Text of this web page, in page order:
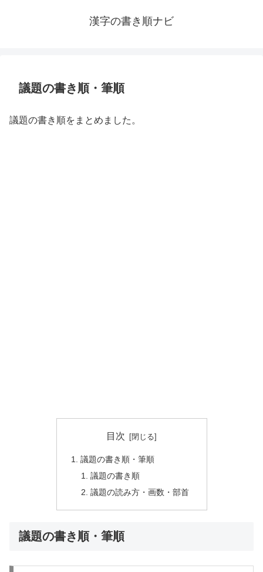
漢字の書き順ナビ
議題の書き順・筆順
議題の書き順をまとめました。
目次
議題の書き順・筆順
議題の書き順
議題の読み方・画数・部首
議題の書き順・筆順